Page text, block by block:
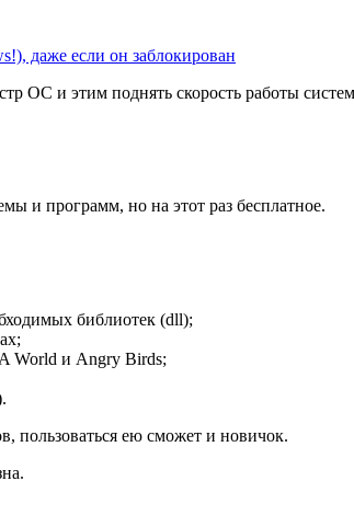
даже если он заблокирован
ОС и этим поднять скорость работы
и программ, но на этот раз бесплатное.
библиотек (dll);
World и Angry Birds;
пользоваться ею сможет и новичок.